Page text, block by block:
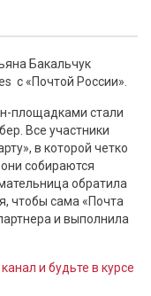
Бакальчук
с «Почтой России».
площадками стали
Все участники
в которой четко
собираются
обратила
чтобы сама «Почта
и выполнила
и будьте в курсе